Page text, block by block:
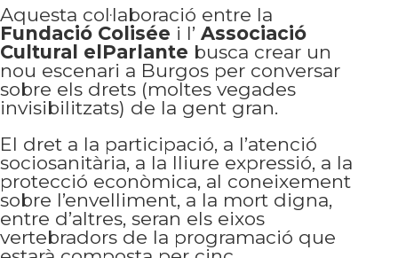
Aquesta col·laboració entre la
Fundació Colisée i l’ Associació
Cultural elParlante busca crear un
nou escenari a Burgos per conversar
sobre els drets (moltes vegades
invisibilitzats) de la gent gran.
El dret a la participació, a l’atenció
sociosanitària, a la lliure expressió, a la
protecció econòmica, al coneixement
sobre l’envelliment, a la mort digna,
entre d’altres, seran els eixos
vertebradors de la programació que